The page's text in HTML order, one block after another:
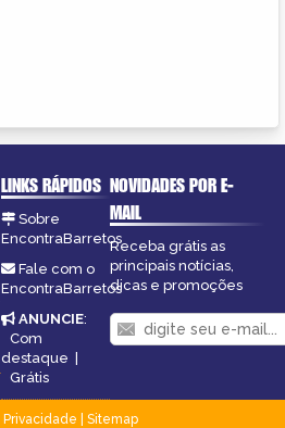
LINKS RÁPIDOS
Sobre
EncontraBarretos
Fale com o
EncontraBarretos
ANUNCIE:
Com
destaque |
Grátis
NOVIDADES POR E-
MAIL
Receba grátis as
principais notícias,
dicas e promoções
Privacidade
Sitemap